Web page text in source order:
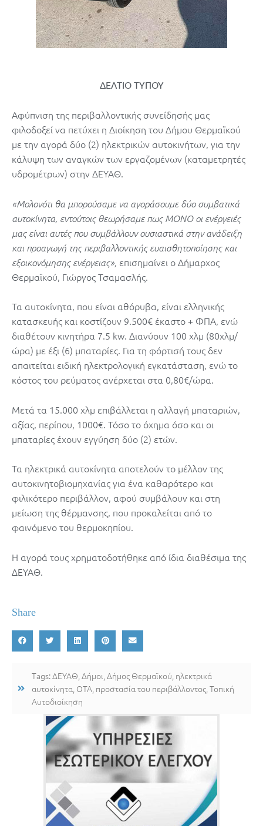
ΔΕΛΤΙΟ ΤΥΠΟΥ
Αφύπνιση της περιβαλλοντικής συνείδησής μας
φιλοδοξεί να πετύχει η Διοίκηση του Δήμου Θερμαϊκού
με την αγορά δύο (2) ηλεκτρικών αυτοκινήτων, για την
κάλυψη των αναγκών των εργαζομένων (καταμετρητές
υδρομέτρων) στην ΔΕΥΑΘ.
«Μολονότι θα μπορούσαμε να αγοράσουμε δύο συμβατικά
αυτοκίνητα, εντούτοις θεωρήσαμε πως ΜΟΝΟ οι ενέργειές
μας είναι αυτές που συμβάλλουν ουσιαστικά στην ανάδειξη
και προαγωγή της περιβαλλοντικής ευαισθητοποίησης και
εξοικονόμησης ενέργειας», επισημαίνει ο Δήμαρχος
Θερμαϊκού, Γιώργος Τσαμασλής.
Τα αυτοκίνητα, που είναι αθόρυβα, είναι ελληνικής
κατασκευής και κοστίζουν 9.500€ έκαστο + ΦΠΑ, ενώ
διαθέτουν κινητήρα 7.5 kw. Διανύουν 100 χλμ (80χλμ/
ώρα) με έξι (6) μπαταρίες. Για τη φόρτισή τους δεν
απαιτείται ειδική ηλεκτρολογική εγκατάσταση, ενώ το
κόστος του ρεύματος ανέρχεται στα 0,80€/ώρα.
Μετά τα 15.000 χλμ επιβάλλεται η αλλαγή μπαταριών,
αξίας, περίπου, 1000€. Τόσο το όχημα όσο και οι
μπαταρίες έχουν εγγύηση δύο (2) ετών.
Τα ηλεκτρικά αυτοκίνητα αποτελούν το μέλλον της
αυτοκινητοβιομηχανίας για ένα καθαρότερο και
φιλικότερο περιβάλλον, αφού συμβάλουν και στη
μείωση της θέρμανσης, που προκαλείται από το
φαινόμενο του θερμοκηπίου.
Η αγορά τους χρηματοδοτήθηκε από ίδια διαθέσιμα της
ΔΕΥΑΘ.
Share
Tags:ΔΕΥΑΘ Δήμοι Δήμος Θερμαϊκού ηλεκτρικά
αυτοκίνητα ΟΤΑ προστασία του περιβάλλοντος Τοπική
Αυτοδιοίκηση